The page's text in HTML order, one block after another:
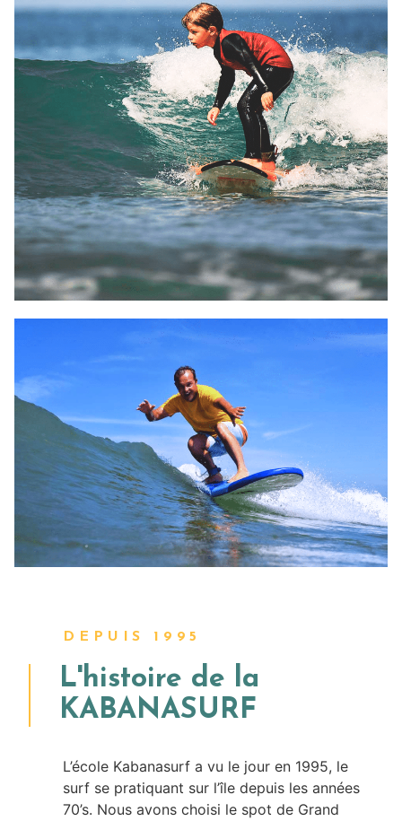
DEPUIS 1995
L'histoire de la
KABANASURF
L’école Kabanasurf a vu le jour en 1995, le
surf se pratiquant sur l’île depuis les années
70’s. Nous avons choisi le spot de Grand